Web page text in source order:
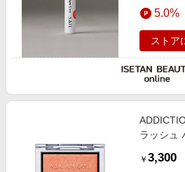
5.0%
ストア
ラッシュ
￥ 3,300